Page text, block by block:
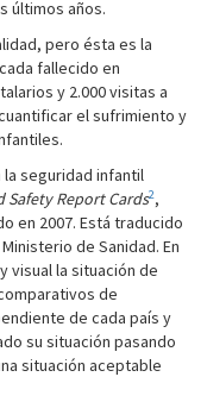
últimos años.
pero ésta es la
fallecido en
y 2.000 visitas a
el sufrimiento y
la seguridad infantil
Safety Report Cards2,
en 2007. Está traducido
de Sanidad. En
visual la situación de
de
de cada país y
su situación pasando
situación aceptable